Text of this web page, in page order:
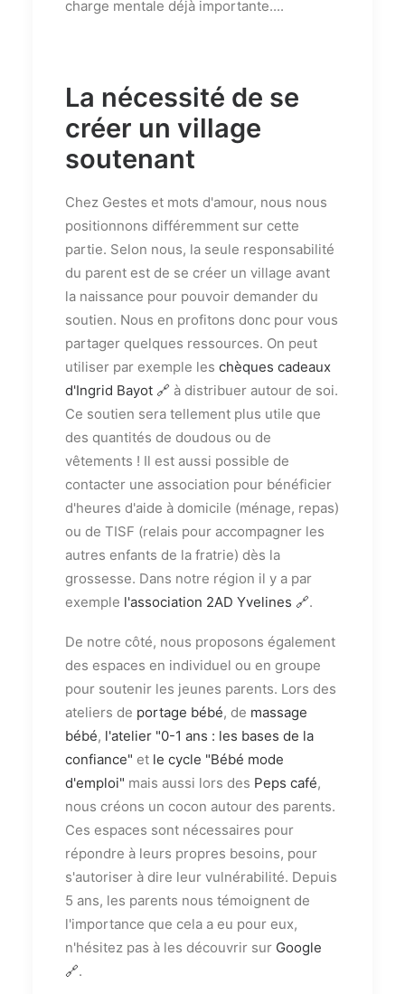
charge mentale déjà importante....
La nécessité de se
créer un village
soutenant
Chez Gestes et mots d'amour, nous nous
positionnons différemment sur cette
partie. Selon nous, la seule responsabilité
du parent est de se créer un village avant
la naissance pour pouvoir demander du
soutien. Nous en profitons donc pour vous
partager quelques ressources. On peut
utiliser par exemple les chèques cadeaux
d'Ingrid Bayot 🔗 à distribuer autour de soi.
Ce soutien sera tellement plus utile que
des quantités de doudous ou de
vêtements ! Il est aussi possible de
contacter une association pour bénéficier
d'heures d'aide à domicile (ménage, repas)
ou de TISF (relais pour accompagner les
autres enfants de la fratrie) dès la
grossesse. Dans notre région il y a par
exemple l'association 2AD Yvelines 🔗.
De notre côté, nous proposons également
des espaces en individuel ou en groupe
pour soutenir les jeunes parents. Lors des
ateliers de portage bébé, de massage
bébé, l'atelier "0-1 ans : les bases de la
confiance" et le cycle "Bébé mode
d'emploi" mais aussi lors des Peps café,
nous créons un cocon autour des parents.
Ces espaces sont nécessaires pour
répondre à leurs propres besoins, pour
s'autoriser à dire leur vulnérabilité. Depuis
5 ans, les parents nous témoignent de
l'importance que cela a eu pour eux,
n'hésitez pas à les découvrir sur Google
🔗.